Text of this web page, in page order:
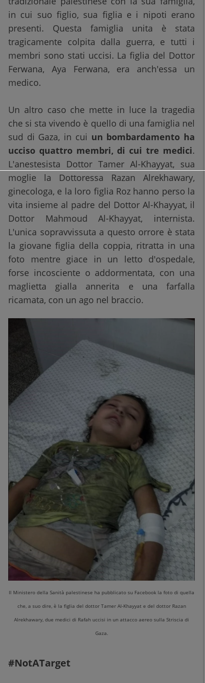
in cui suo figlio, sua figlia e i nipoti erano
presenti. Questa famiglia unita è stata
tragicamente colpita dalla guerra, e tutti i
membri sono stati uccisi. La figlia del Dottor
Ferwana, Aya Ferwana, era anch'essa un
medico.
Un altro caso che mette in luce la tragedia
che si sta vivendo è quello di una famiglia nel
sud di Gaza, in cui un bombardamento ha
ucciso quattro membri, di cui tre medici.
L'anestesista Dottor Tamer Al-Khayyat, sua
moglie la Dottoressa Razan Alrekhawary,
ginecologa, e la loro figlia Roz hanno perso la
vita insieme al padre del Dottor Al-Khayyat, il
Dottor Mahmoud Al-Khayyat, internista.
L'unica sopravvissuta a questo orrore è stata
la giovane figlia della coppia, ritratta in una
foto mentre giace in un letto d'ospedale,
forse incosciente o addormentata, con una
maglietta gialla annerita e una farfalla
ricamata, con un ago nel braccio.
Il Ministero della Sanità palestinese ha pubblicato su Facebook la foto di quella
che, a suo dire, è la figlia del dottor Tamer Al-Khayyat e del dottor Razan
Alrekhawary, due medici di Rafah uccisi in un attacco aereo sulla Striscia di
Gaza.
#NotATarget